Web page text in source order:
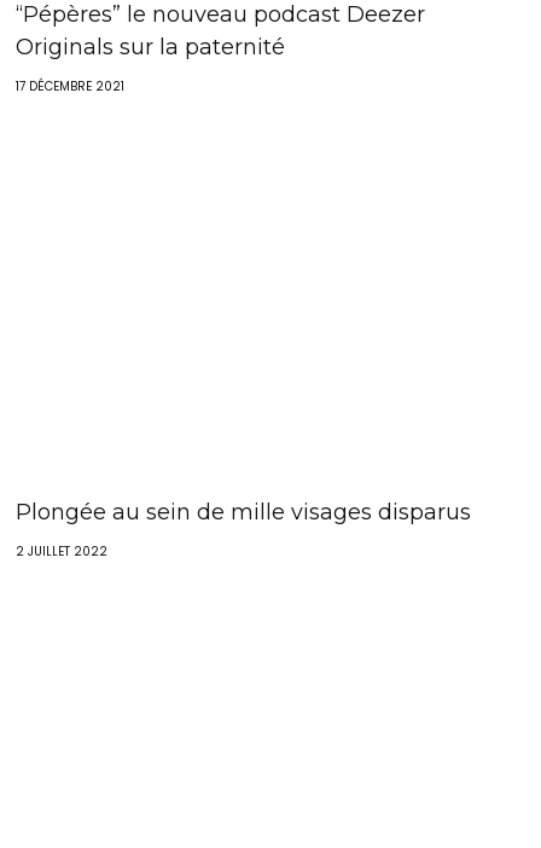
“Pépères” le nouveau podcast Deezer
Originals sur la paternité
17 DÉCEMBRE 2021
Plongée au sein de mille visages disparus
2 JUILLET 2022